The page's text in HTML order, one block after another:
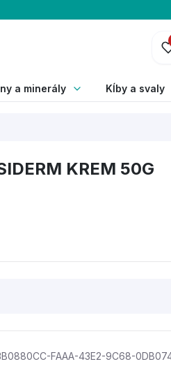
a minerály Kĺby a svaly
KREM 50G
FAAA-43E2-9C68-